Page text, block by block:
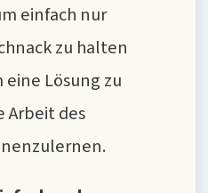
einfach nur
zu halten
Lösung zu
Arbeit des